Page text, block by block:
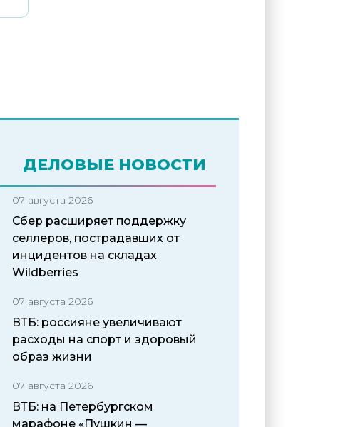
ДЕЛОВЫЕ НОВОСТИ
07 августа 2026
Сбер расширяет поддержку
селлеров, пострадавших от
инцидентов на складах
Wildberries
07 августа 2026
ВТБ: россияне увеличивают
расходы на спорт и здоровый
образ жизни
07 августа 2026
ВТБ: на Петербургском
марафоне «Пушкин —